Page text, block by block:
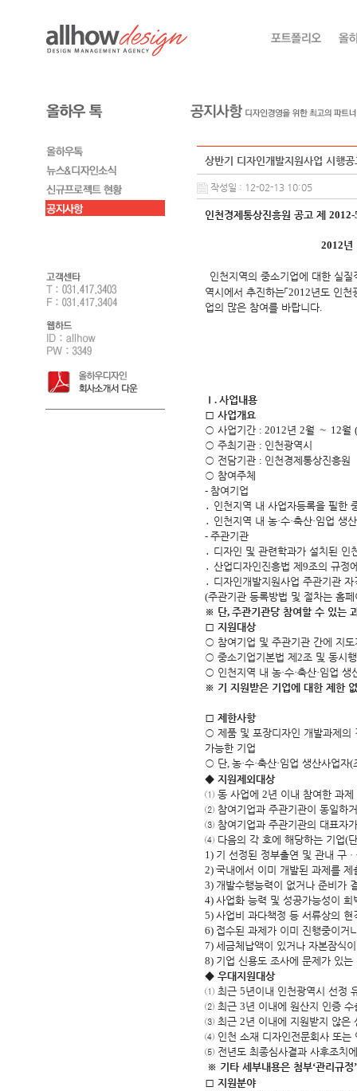
상반기 디자인개발지원사업 시행
작성일 : 12-02-13 10:05
인천경제통상진흥원 공고 제 2012-
2012년
인천지역의 중소기업에 대한 실
역시에서 추진하는「2012년도 인천
업의 많은 참여를 바랍니다.
Ⅰ . 사업내용
□ 사업개요
○ 사업기간 : 2012년 2월 ～ 12월
○ 주최기관 : 인천광역시
○ 전담기관 : 인천경제통상진흥원
○ 참여주체
- 참여기업
․ 인천지역 내 사업자등록을 필한
․ 인천지역 내 농·수·축산·임업 생
- 주관기관
․ 디자인 및 관련학과가 설치된 인
․ 산업디자인진흥법 제 9조의 규정
․ 디자인개발지원사업 주관기관
(주관기관 등록방법 및 절차는 홈
※ 단, 주관기관당 참여할 수 있는
□ 지원대상
○ 참여기업 및 주관기관 간에 지
○ 중소기업기본법 제 2조 및 동시
○ 인천지역 내 농·수·축산·임업 생
※ 기 지원받은 기업에 대한 제한
□ 제한사항
○ 제품 및 포장디자인 개발과제의
가능한 기업
○ 단, 농·수·축산·임업 생산사업자(
◆ 지원제외대상
① 동 사업에 2년 이내 참여한 과
② 참여기업과 주관기관이 동일하
③ 참여기업과 주관기관의 대표자
④ 다음의 각 호에 해당하는 기업(
1) 기 선정된 정부출연 및 관내 구ㆍ
2) 국내에서 이미 개발된 과제를 제
3) 개발수행능력이 없거나 준비가
4) 사업화 능력 및 성공가능성이 희
5) 사업비 과다책정 등 서류상의
6) 접수된 과제가 이미 진행중이거
7) 세금체납액이 있거나 자본잠식
8) 기업 신용도 조사에 문제가 있는
◆ 우대지원대상
① 최근 5년이내 인천광역시 선정
② 최근 3년 이내에 원산지 인증
③ 최근 2년 이내에 지원받지 않은
④ 인천 소재 디자인전문회사 또
⑤ 전년도 최종심사결과 사후조치
※ 기타 세부내용은 첨부‘관리규정
□ 지원분야